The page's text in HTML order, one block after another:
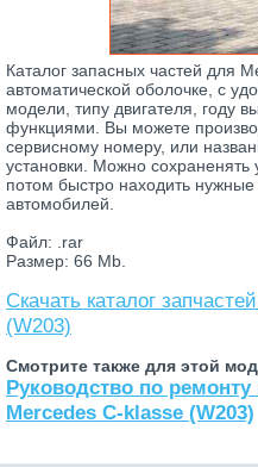
Каталог запасных частей для
автоматической оболочке, с
модели, типу двигателя, году
функциями. Вы можете
сервисному номеру, или
установки. Можно сохраненять
потом быстро находить
автомобилей.
Файл: .rar
Размер: 66 Mb.
Скачать каталог
(W203)
Смотрите также для этой
Руководство по
Mercedes C-klasse (W203)